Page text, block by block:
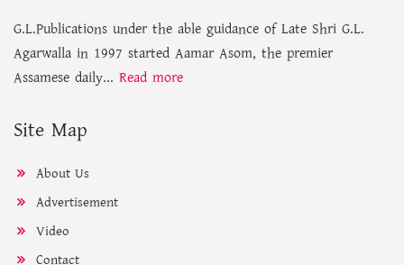
G.L.Publications under the able guidance of Late Shri G.L.
Agarwalla in 1997 started Aamar Asom, the premier
Assamese daily... Read more
Site Map
About Us
Advertisement
Video
Contact